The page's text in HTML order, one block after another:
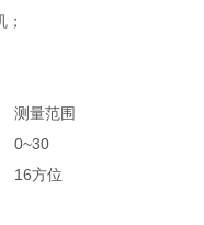
测量范围
0~30
16方位